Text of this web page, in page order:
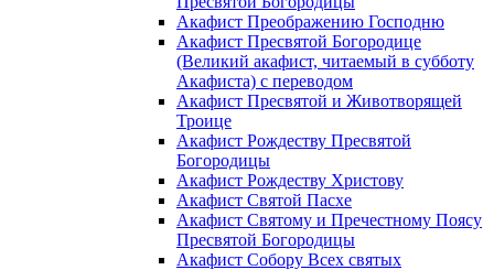
Акафист Преображению Господню
Акафист Пресвятой Богородице
(Великий акафист, читаемый в субботу
Акафиста) с переводом
Акафист Пресвятой и Животворящей
Троице
Акафист Рождеству Пресвятой
Богородицы
Акафист Рождеству Христову
Акафист Святой Пасхе
Акафист Святому и Пречестному Поясу
Пресвятой Богородицы
Акафист Собору Всех святых